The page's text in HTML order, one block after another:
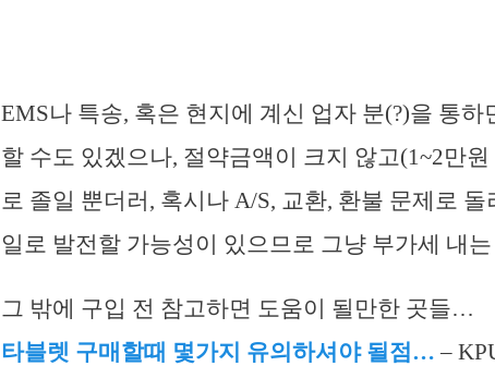
EMS나 특송, 혹은 현지에 계신 업자 분(?)을 통
할 수도 있겠으나, 절약금액이 크지 않고(1~2만
로 졸일 뿐더러, 혹시나 A/S, 교환, 환불 문제로
일로 발전할 가능성이 있으므로 그냥 부가세 내
그 밖에 구입 전 참고하면 도움이 될만한 곳들…
타블렛 구매할때 몇가지 유의하셔야 될점… –